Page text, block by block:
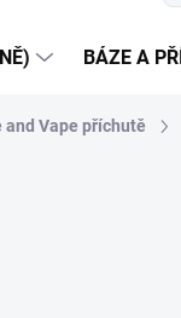
BÁZE A
and Vape příchutě